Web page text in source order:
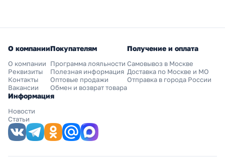
О компании
О компании
Реквизиты
Контакты
Вакансии
Покупателям
Программа лояльности
Полезная информация
Оптовые продажи
Обмен и возврат товара
Получение и оплата
Самовывоз в Москве
Доставка по Москве и МО
Отправка в города России
Информация
Новости
Статьи